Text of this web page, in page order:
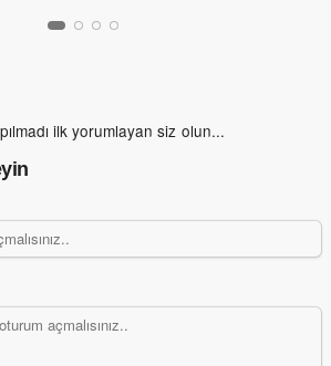
ilk yorumlayan siz olun...